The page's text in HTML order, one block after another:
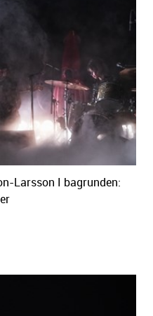
Larsson I bagrunden: